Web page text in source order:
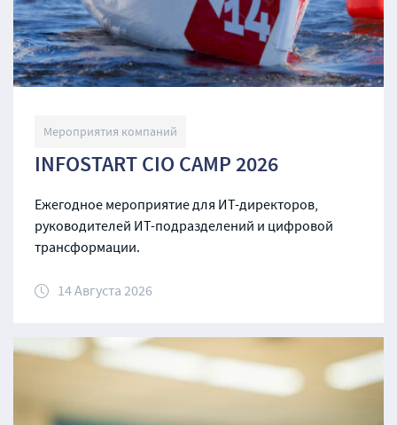
Мероприятия компаний
INFOSTART CIO CAMP 2026
Ежегодное мероприятие для ИТ-директоров,
руководителей ИТ-подразделений и цифровой
трансформации.
14 Августа 2026